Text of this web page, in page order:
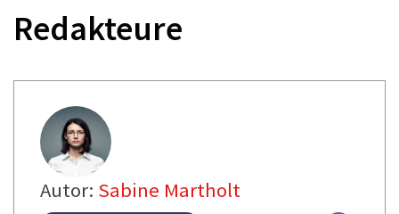
Redakteure
Autor: Sabine Martholt